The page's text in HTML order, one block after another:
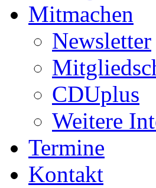
Mitmachen
Newsletter
CDUplus
Weitere
Termine
Kontakt